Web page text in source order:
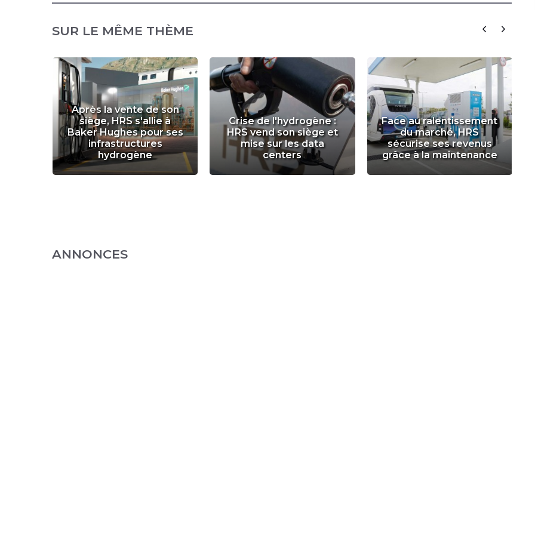
SUR LE MÊME THÈME
Après la vente de son
siège, HRS s'allie à
Baker Hughes pour ses
infrastructures
hydrogène
Crise de l'hydrogène :
HRS vend son siège et
mise sur les data
centers
Face au ralentissement
du marché, HRS
sécurise ses revenus
grâce à la maintenance
ANNONCES